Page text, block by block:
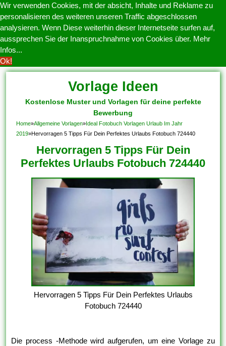
Wir verwenden Cookies, mit der absicht, Inhalte und Reklame zu
personalisieren des weiteren unseren Traffic abgeschlossen
analysieren. Wenn Diese weiterhin dieser Internetseite surfen auf,
aussprechen Sie der Inanspruchnahme von Cookies über. Mehr
Infos...
Ok!
Vorlage Ideen
Kostenlose Muster und Vorlagen für deine perfekte
Bewerbung
Home»Allgemeine Vorlagen»Ideal Fotobuch Vorlagen Urlaub Im Jahr
2019»Hervorragen 5 Tipps Für Dein Perfektes Urlaubs Fotobuch 724440
Hervorragen 5 Tipps Für Dein
Perfektes Urlaubs Fotobuch 724440
Hervorragen 5 Tipps Für Dein Perfektes Urlaubs
Fotobuch 724440
Die process -Methode wird aufgerufen, um eine Vorlage zu